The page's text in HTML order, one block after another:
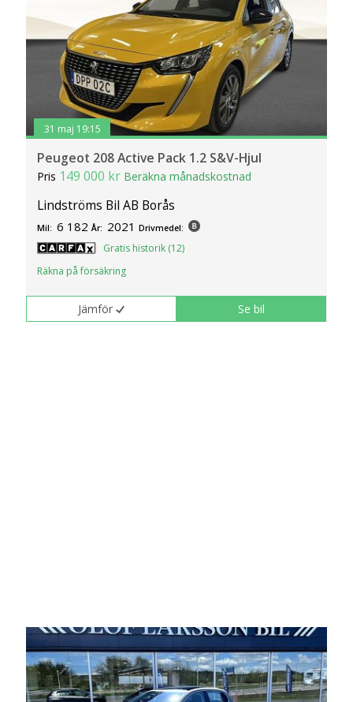
31 maj 19:15
Peugeot 208 Active Pack 1.2 S&V-Hjul
Pris 149 000 kr Beräkna månadskostnad
Lindströms Bil AB Borås
Mil: 6 182 År: 2021 Drivmedel:
Gratis historik (12)
Räkna på försäkring
Jämför Se bil